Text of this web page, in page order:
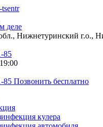
деле
Нижнетуринский г.о.,
85
85 Позвонить бесплатно
кулера